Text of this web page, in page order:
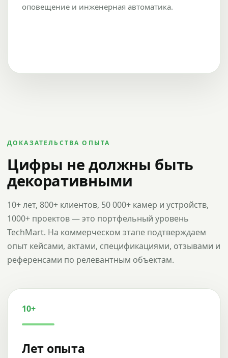
оповещение и инженерная автоматика.
ДОКАЗАТЕЛЬСТВА ОПЫТА
Цифры не должны быть
декоративными
10+ лет, 800+ клиентов, 50 000+ камер и устройств,
1000+ проектов — это портфельный уровень
TechMart. На коммерческом этапе подтверждаем
опыт кейсами, актами, спецификациями, отзывами и
референсами по релевантным объектам.
10+
Лет опыта